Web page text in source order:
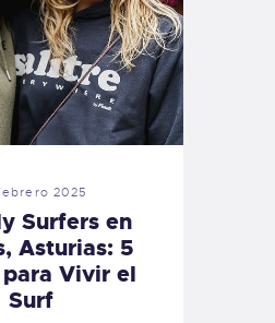
2025
Surfers en
Asturias: 5
para Vivir el
Surf